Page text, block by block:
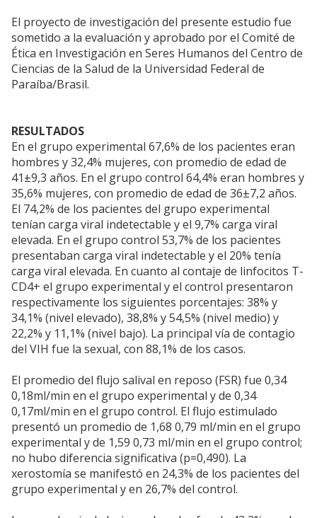
El proyecto de investigación del presente estudio fue
sometido a la evaluación y aprobado por el Comité de
Ética en Investigación en Seres Humanos del Centro de
Ciencias de la Salud de la Universidad Federal de
Paraíba/Brasil.
RESULTADOS
En el grupo experimental 67,6% de los pacientes eran
hombres y 32,4% mujeres, con promedio de edad de
41±9,3 años. En el grupo control 64,4% eran hombres y
35,6% mujeres, con promedio de edad de 36±7,2 años.
El 74,2% de los pacientes del grupo experimental
tenían carga viral indetectable y el 9,7% carga viral
elevada. En el grupo control 53,7% de los pacientes
presentaban carga viral indetectable y el 20% tenía
carga viral elevada. En cuanto al contaje de linfocitos T-
CD4+ el grupo experimental y el control presentaron
respectivamente los siguientes porcentajes: 38% y
34,1% (nivel elevado), 38,8% y 54,5% (nivel medio) y
22,2% y 11,1% (nivel bajo). La principal vía de contagio
del VIH fue la sexual, con 88,1% de los casos.
El promedio del flujo salival en reposo (FSR) fue 0,34
0,18ml/min en el grupo experimental y de 0,34
0,17ml/min en el grupo control. El flujo estimulado
presentó un promedio de 1,68 0,79 ml/min en el grupo
experimental y de 1,59 0,73 ml/min en el grupo control;
no hubo diferencia significativa (p=0,490). La
xerostomía se manifestó en 24,3% de los pacientes del
grupo experimental y en 26,7% del control.